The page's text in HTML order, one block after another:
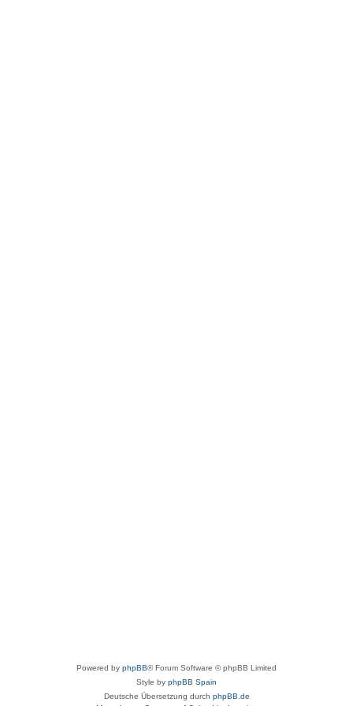
Powered by phpBB® Forum Software © phpBB Limited
Style by phpBB Spain
Deutsche Übersetzung durch phpBB.de